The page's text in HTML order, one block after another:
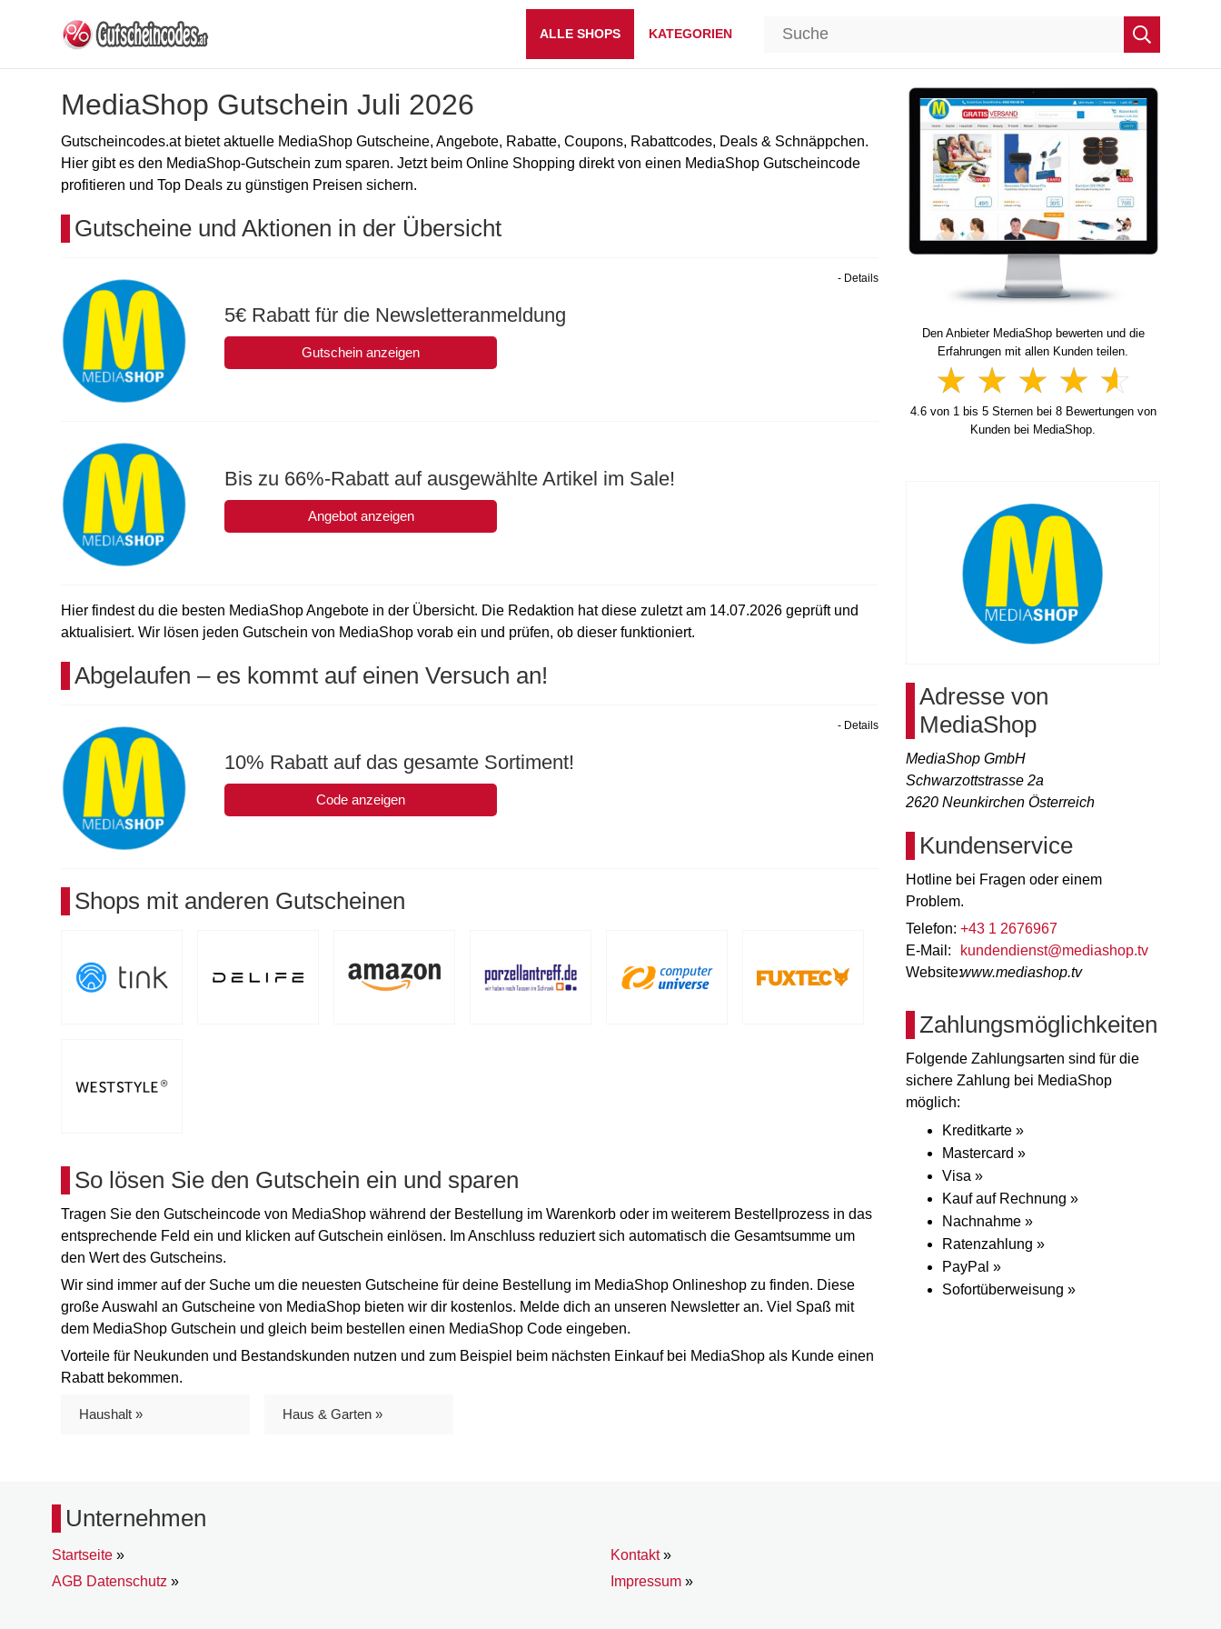
ALLE SHOPS KATEGORIEN
MediaShop Gutschein Juli 2026
Gutscheincodes.at bietet aktuelle MediaShop Gutscheine, Angebote, Rabatte, Coupons, Rabattcodes, Deals & Schnäppchen.
Hier gibt es den MediaShop-Gutschein zum sparen. Jetzt beim Online Shopping direkt von einen MediaShop Gutscheincode
profitieren und Top Deals zu günstigen Preisen sichern.
Gutscheine und Aktionen in der Übersicht
5€ Rabatt für die Newsletteranmeldung
Gutschein anzeigen
- Details
Bis zu 66%-Rabatt auf ausgewählte Artikel im Sale!
Angebot anzeigen
Hier findest du die besten MediaShop Angebote in der Übersicht. Die Redaktion hat diese zuletzt am 14.07.2026 geprüft und
aktualisiert. Wir lösen jeden Gutschein von MediaShop vorab ein und prüfen, ob dieser funktioniert.
Abgelaufen – es kommt auf einen Versuch an!
10% Rabatt auf das gesamte Sortiment!
Code anzeigen
- Details
Shops mit anderen Gutscheinen
So lösen Sie den Gutschein ein und sparen
Tragen Sie den Gutscheincode von MediaShop während der Bestellung im Warenkorb oder im weiterem Bestellprozess in das
entsprechende Feld ein und klicken auf Gutschein einlösen. Im Anschluss reduziert sich automatisch die Gesamtsumme um
den Wert des Gutscheins.
Wir sind immer auf der Suche um die neuesten Gutscheine für deine Bestellung im MediaShop Onlineshop zu finden. Diese
große Auswahl an Gutscheine von MediaShop bieten wir dir kostenlos. Melde dich an unseren Newsletter an. Viel Spaß mit
dem MediaShop Gutschein und gleich beim bestellen einen MediaShop Code eingeben.
Vorteile für Neukunden und Bestandskunden nutzen und zum Beispiel beim nächsten Einkauf bei MediaShop als Kunde einen
Rabatt bekommen.
Haushalt » Haus & Garten »
Den Anbieter MediaShop bewerten und die
Erfahrungen mit allen Kunden teilen.
4.6von 1bis 5Sternen bei 8Bewertungen von
Kunden bei MediaShop.
Adresse von
MediaShop
MediaShop GmbH
Schwarzottstrasse 2a
2620 Neunkirchen Österreich
Kundenservice
Hotline bei Fragen oder einem
Problem.
Telefon: +43 1 2676967
E-Mail:
kundendienst@mediashop.tv
Website:www.mediashop.tv
Zahlungsmöglichkeiten
Folgende Zahlungsarten sind für die
sichere Zahlung bei MediaShop
möglich:
Kreditkarte »
Mastercard »
Visa »
Kauf auf Rechnung »
Nachnahme »
Ratenzahlung »
PayPal »
Sofortüberweisung »
Unternehmen
Startseite » Kontakt»
AGB Datenschutz » Impressum »